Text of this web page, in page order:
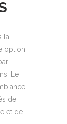
la
option
Le
de
et de